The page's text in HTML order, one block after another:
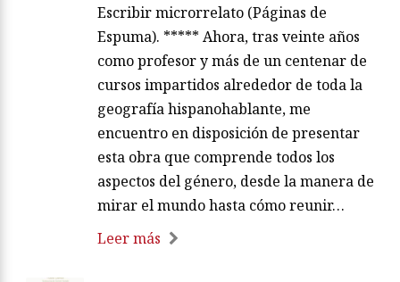
Escribir microrrelato (Páginas de
Espuma). ***** Ahora, tras veinte años
como profesor y más de un centenar de
cursos impartidos alrededor de toda la
geografía hispanohablante, me
encuentro en disposición de presentar
esta obra que comprende todos los
aspectos del género, desde la manera de
mirar el mundo hasta cómo reunir…
Leer más